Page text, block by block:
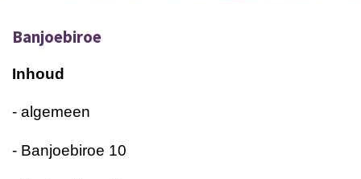
Banjoebiroe
Inhoud
- algemeen
- Banjoebiroe 10